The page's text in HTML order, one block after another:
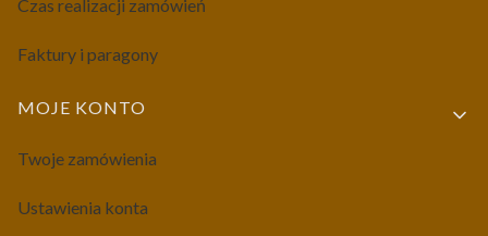
Czas realizacji zamówień
Faktury i paragony
MOJE KONTO
Twoje zamówienia
Ustawienia konta